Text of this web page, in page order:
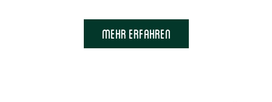
Mehr erfahren